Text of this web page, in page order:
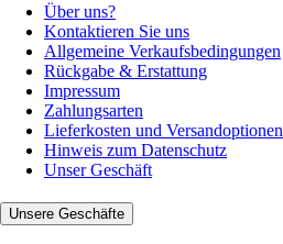
Über uns?
Kontaktieren Sie uns
Allgemeine Verkaufsbedingungen
Rückgabe & Erstattung
Impressum
Zahlungsarten
Lieferkosten und Versandoptionen
Hinweis zum Datenschutz
Unser Geschäft
Unsere Geschäfte